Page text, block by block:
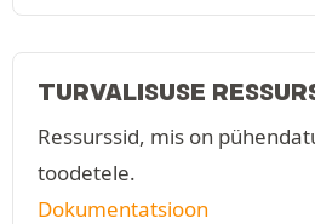
TURVALISUSE
Ressurssid, mis on
toodetele.
Dokumentatsioon